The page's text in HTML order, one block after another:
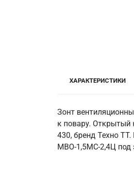
ХАРАКТЕРИСТИКИ
Зонт
к повару. Открытый
430, бренд Техно
МВО-1,5МС-2,4Ц под